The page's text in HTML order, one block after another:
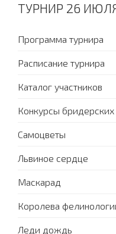
ТУРНИР 26
Программа турнира
Расписание турнира
Каталог участников
Конкурсы бридерских
Самоцветы
Львиное сердце
Маскарад
Королева
Леди дождь